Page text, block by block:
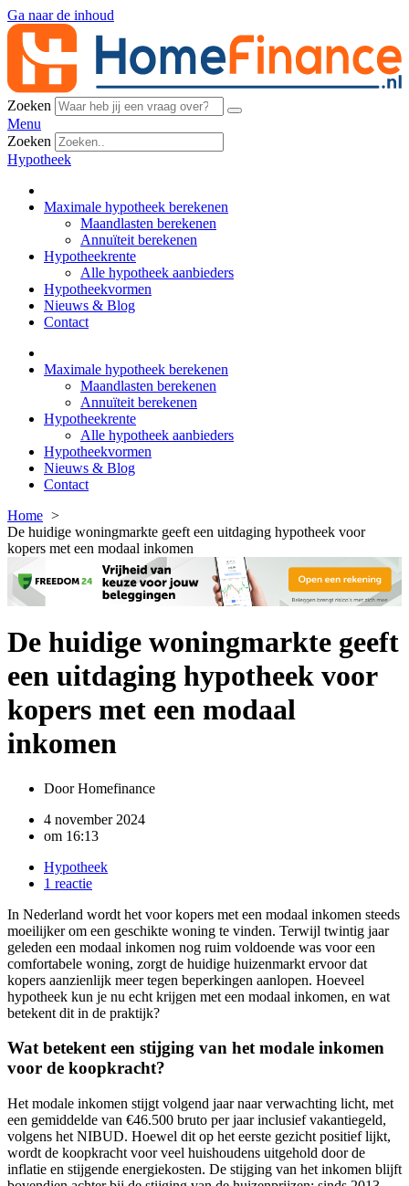
Ga naar de inhoud
Zoeken
Menu
Zoeken
Hypotheek
Maximale hypotheek berekenen
Maandlasten berekenen
Annuïteit berekenen
Hypotheekrente
Alle hypotheek aanbieders
Hypotheekvormen
Nieuws & Blog
Contact
Maximale hypotheek berekenen
Maandlasten berekenen
Annuïteit berekenen
Hypotheekrente
Alle hypotheek aanbieders
Hypotheekvormen
Nieuws & Blog
Contact
Home
De huidige woningmarkte geeft een uitdaging hypotheek voor
kopers met een modaal inkomen
De huidige woningmarkte geeft
een uitdaging hypotheek voor
kopers met een modaal
inkomen
DoorHomefinance
4 november 2024
om 16:13
Hypotheek
1 reactie
In Nederland wordt het voor kopers met een modaal inkomen steeds
moeilijker om een geschikte woning te vinden. Terwijl twintig jaar
geleden een modaal inkomen nog ruim voldoende was voor een
comfortabele woning, zorgt de huidige huizenmarkt ervoor dat
kopers aanzienlijk meer tegen beperkingen aanlopen. Hoeveel
hypotheek kun je nu echt krijgen met een modaal inkomen, en wat
betekent dit in de praktijk?
Wat betekent een stijging van het modale inkomen
voor de koopkracht?
Het modale inkomen stijgt volgend jaar naar verwachting licht, met
een gemiddelde van €46.500 bruto per jaar inclusief vakantiegeld,
volgens het NIBUD. Hoewel dit op het eerste gezicht positief lijkt,
wordt de koopkracht voor veel huishoudens uitgehold door de
inflatie en stijgende energiekosten. De stijging van het inkomen blijft